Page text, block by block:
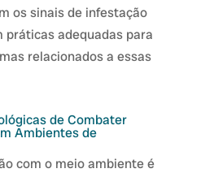
os sinais de infestação
práticas adequadas para
relacionados a essas
de Combater
Ambientes de
com o meio ambiente é